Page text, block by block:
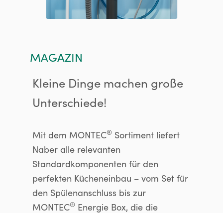
MAGAZIN
Kleine Dinge machen große
Unterschiede!
Mit dem MONTEC® Sortiment liefert
Naber alle relevanten
Standardkomponenten für den
perfekten Kücheneinbau – vom Set für
den Spülenanschluss bis zur
MONTEC® Energie Box, die die